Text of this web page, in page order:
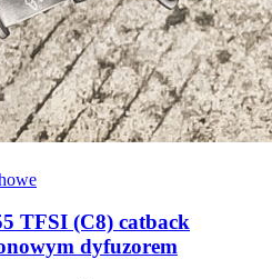
TFSI (C8) catback
dyfuzorem